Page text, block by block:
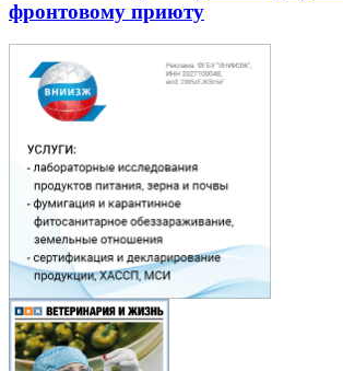
фронтовому приюту